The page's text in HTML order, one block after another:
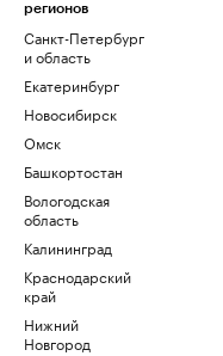
регионов
Санкт-Петербург
и область
Екатеринбург
Новосибирск
Омск
Башкортостан
Вологодская
область
Калининград
Краснодарский
край
Нижний
Новгород